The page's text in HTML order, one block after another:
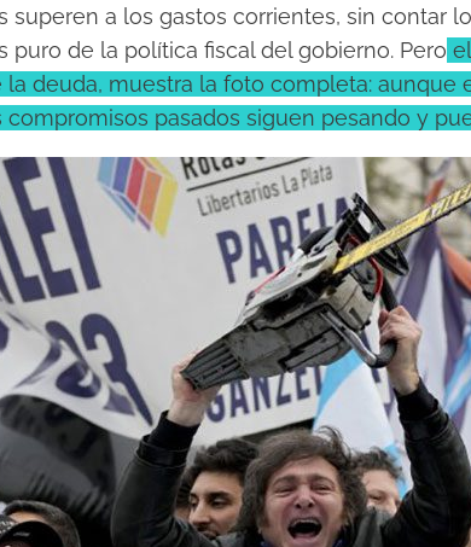
superen a los gastos corrientes, sin contar
puro de la política fiscal del gobierno. Pero
la deuda, muestra la foto completa: aunque
compromisos pasados siguen pesando y